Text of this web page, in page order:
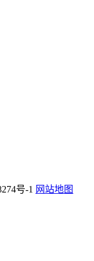
号-1 网站地图